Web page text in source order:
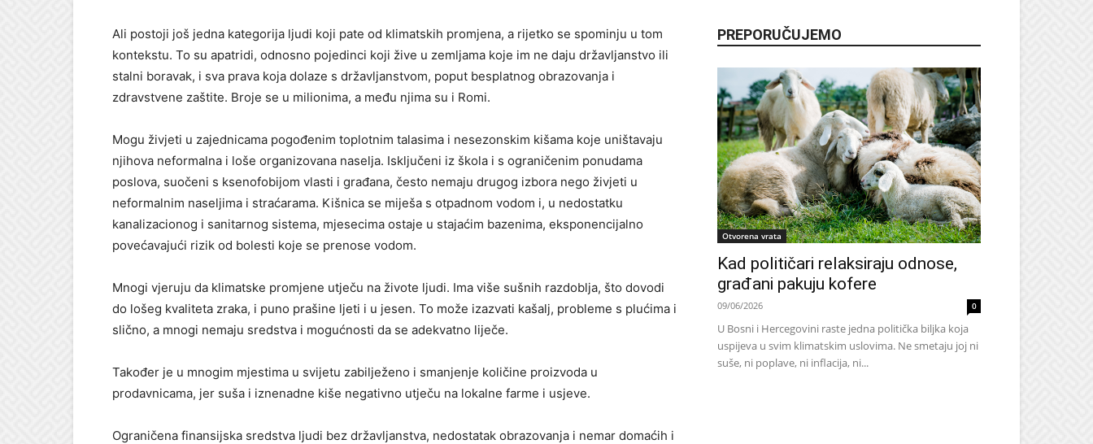
Ali postoji još jedna kategorija ljudi koji pate od klimatskih promjena, a rijetko se spominju u tom
kontekstu. To su apatridi, odnosno pojedinci koji žive u zemljama koje im ne daju državljanstvo ili
stalni boravak, i sva prava koja dolaze s državljanstvom, poput besplatnog obrazovanja i
zdravstvene zaštite. Broje se u milionima, a među njima su i Romi.
Mogu živjeti u zajednicama pogođenim toplotnim talasima i nesezonskim kišama koje uništavaju
njihova neformalna i loše organizovana naselja. Isključeni iz škola i s ograničenim ponudama
poslova, suočeni s ksenofobijom vlasti i građana, često nemaju drugog izbora nego živjeti u
neformalnim naseljima i straćarama. Kišnica se miješa s otpadnom vodom i, u nedostatku
kanalizacionog i sanitarnog sistema, mjesecima ostaje u stajaćim bazenima, eksponencijalno
povećavajući rizik od bolesti koje se prenose vodom.
Mnogi vjeruju da klimatske promjene utječu na živote ljudi. Ima više sušnih razdoblja, što dovodi
do lošeg kvaliteta zraka, i puno prašine ljeti i u jesen. To može izazvati kašalj, probleme s plućima i
slično, a mnogi nemaju sredstva i mogućnosti da se adekvatno liječe.
Također je u mnogim mjestima u svijetu zabilježeno i smanjenje količine proizvoda u
prodavnicama, jer suša i iznenadne kiše negativno utječu na lokalne farme i usjeve.
Ograničena finansijska sredstva ljudi bez državljanstva, nedostatak obrazovanja i nemar domaćih i
PREPORUČUJEMO
Otvorena vrata
Kad političari relaksiraju odnose,
građani pakuju kofere
09/06/2026 0
U Bosni i Hercegovini raste jedna politička biljka koja
uspijeva u svim klimatskim uslovima. Ne smetaju joj ni
suše, ni poplave, ni inflacija, ni...